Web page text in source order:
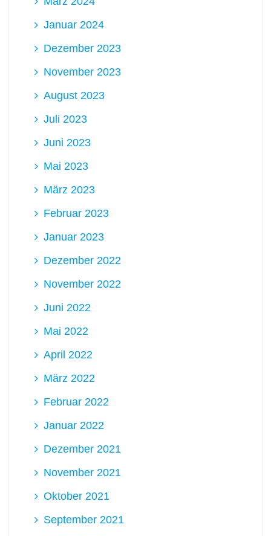
Januar 2024
Dezember 2023
November 2023
August 2023
Juli 2023
Juni 2023
Mai 2023
März 2023
Februar 2023
Januar 2023
Dezember 2022
November 2022
Juni 2022
Mai 2022
April 2022
März 2022
Februar 2022
Januar 2022
Dezember 2021
November 2021
Oktober 2021
September 2021